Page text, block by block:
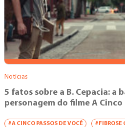
Notícias
5 fatos sobre a B. Cepacia: a
personagem do filme A Cinco
#A CINCO PASSOS DE VOCÊ #FIBROSE